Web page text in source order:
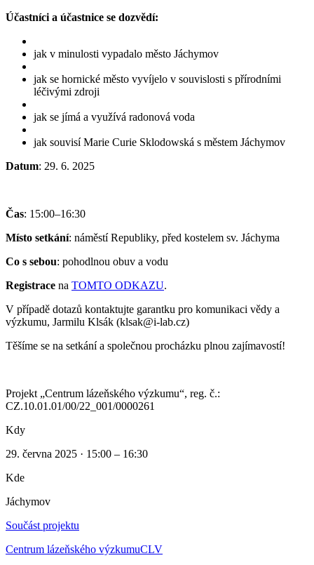
Účastníci a účastnice se dozvědí:
jak v minulosti vypadalo město Jáchymov
jak se hornické město vyvíjelo v souvislosti s přírodními
léčivými zdroji
jak se jímá a využívá radonová voda
jak souvisí Marie Curie Sklodowská s městem Jáchymov
Datum: 29. 6. 2025
Čas: 15:00–16:30
Místo setkání: náměstí Republiky, před kostelem sv. Jáchyma
Co s sebou: pohodlnou obuv a vodu
Registrace na TOMTO ODKAZU.
V případě dotazů kontaktujte garantku pro komunikaci vědy a
výzkumu, Jarmilu Klsák (klsak@i-lab.cz)
Těšíme se na setkání a společnou procházku plnou zajímavostí!
Projekt „Centrum lázeňského výzkumu“, reg. č.:
CZ.10.01.01/00/22_001/0000261
Kdy
29. června 2025 · 15:00 – 16:30
Kde
Jáchymov
Součást projektu
Centrum lázeňského výzkumuCLV